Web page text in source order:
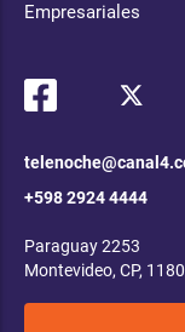
Empresariales
+598 2924 4444
Paraguay 2253
Montevideo, CP,